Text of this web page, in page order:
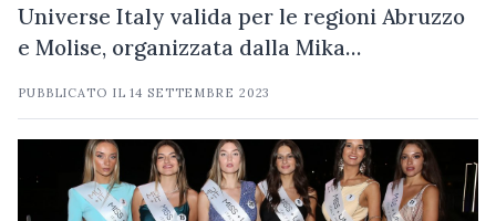
Universe Italy valida per le regioni Abruzzo
e Molise, organizzata dalla Mika…
PUBBLICATO IL14 SETTEMBRE 2023